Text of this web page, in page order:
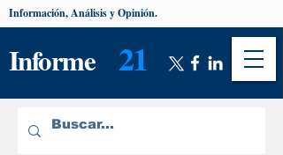
Informe 21
Información, Análisis y Opinión.